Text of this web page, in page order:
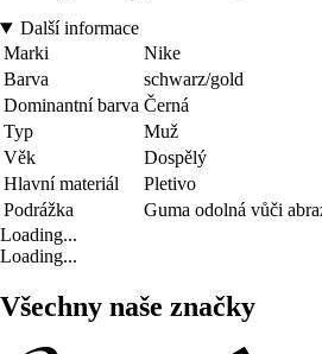
Další informace
Marki
Nike
Barva
schwarz/gold
Dominantní barva Černá
Typ
Muž
Věk
Dospělý
Hlavní materiál
Pletivo
Podrážka
Guma odolná vůči
Loading...
Loading...
Všechny naše značky